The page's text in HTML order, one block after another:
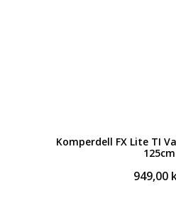
Komperdell FX Lite TI
125cm
949,00